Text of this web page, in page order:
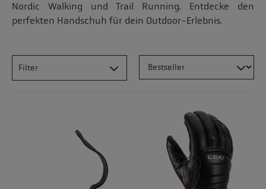
Nordic Walking und Trail Running. Entdecke den
perfekten Handschuh für dein Outdoor-Erlebnis.
Filter